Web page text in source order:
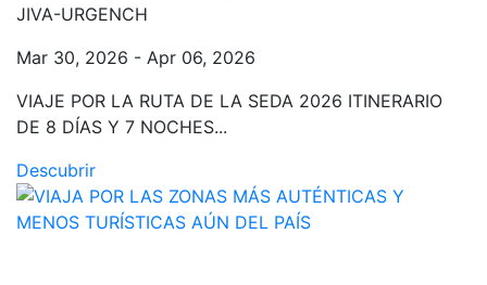
JIVA-URGENCH
Mar 30, 2026 - Apr 06, 2026
VIAJE POR LA RUTA DE LA SEDA 2026 ITINERARIO
DE 8 DÍAS Y 7 NOCHES...
Descubrir